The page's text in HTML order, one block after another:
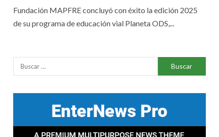
Fundación MAPFRE concluyó con éxito la edición 2025
de su programa de educación vial Planeta ODS,...